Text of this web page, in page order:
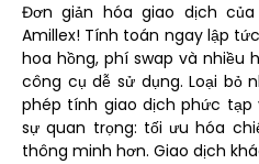
Đơn giản hóa giao dịch
Amillex! Tính toán ngay lập
hoa hồng, phí swap và
công cụ dễ sử dụng. Loại bỏ
phép tính giao dịch phức
sự quan trọng: tối ưu hóa
thông minh hơn. Giao dịch